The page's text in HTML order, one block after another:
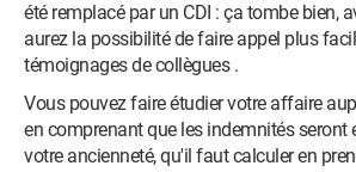
été remplacé par un CDI : ça tombe bien,
aurez la possibilité de faire appel plus
témoignages de collègues .
Vous pouvez faire étudier votre affaire
en comprenant que les indemnités seront
votre ancienneté, qu'il faut calculer en